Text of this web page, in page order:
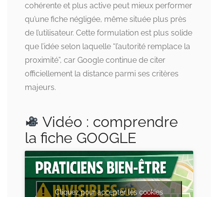
cohérente et plus active peut mieux performer
qu’une fiche négligée, même située plus près
de l’utilisateur. Cette formulation est plus solide
que l’idée selon laquelle “l’autorité remplace la
proximité”, car Google continue de citer
officiellement la distance parmi ses critères
majeurs.
Vidéo : comprendre
la fiche GOOGLE
Cliquez pour accepter les cookies